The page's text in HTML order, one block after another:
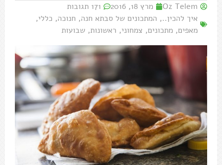
Oz Telem מרץ 18, 2016
171 תגובות
איך להכין.., המתכונים של סבתא חנה, חנוכה, כללי,
מאפים, מתכונים, צמחוני, ראשונות, שבועות